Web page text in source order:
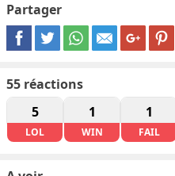
Partager
55 réactions
5
LOL
1
WIN
1
FAIL